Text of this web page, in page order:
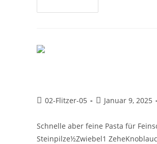
02-Flitzer-05 Januar 9, 2025
Schnelle aber feine Pasta für
Steinpilze½Zwiebel1